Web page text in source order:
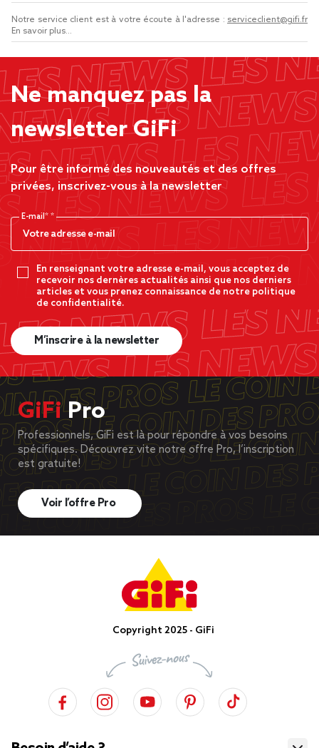
Notre service client est à votre écoute à l'adresse : serviceclient@gifi.fr
En savoir plus...
Ne manquez pas la
newsletter GiFi
Pour être informé des nouveautés et des offres
privées, inscrivez-vous à la newsletter
E-mail*
En renseignant votre adresse e-mail, vous acceptez de
recevoir nos dernères actualités ainsi que nos derniers
articles et vous prenez connaissance de notre politique
de confidentialité.
M’inscrire à la newsletter
GiFiPro
Professionnels, GiFi est là pour répondre à vos besoins
spécifiques. Découvrez vite notre offre Pro, l’inscription
est gratuite!
Voir l’offre Pro
Copyright 2025 - GiFi